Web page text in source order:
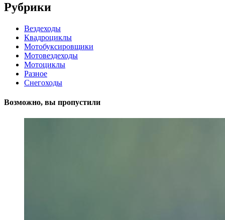
Рубрики
Вездеходы
Квадроциклы
Мотобуксировщики
Мотовездеходы
Мотоциклы
Разное
Снегоходы
Возможно, вы пропустили